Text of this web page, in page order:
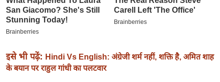
-
पे
प
मि
सा
इसे भी पढ़ें: Hindi Vs English: अंग्रेजी शर्म नहीं, शक्ति है, अमित शाह
के बयान पर राहुल गांधी का पलटवार